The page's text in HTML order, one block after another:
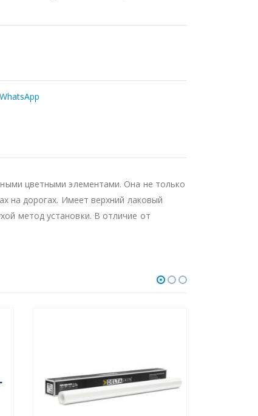
цветными элементами. Она не только
на дорогах. Имеет верхний лаковый
метод установки. В отличие от